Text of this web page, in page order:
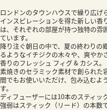
ロンドンのタウンハウスで繰り広げ
インスピレーションを得た新しい香
は、それぞれの部屋が持つ独特の
ています。
降り注ぐ朝日の中で、夏の終わりの
るようなイチジクの木々や、爽や
香りのフレッシュ フィグ & カシス。
素焼きのセラミック素材で創られた
間でもお使いいただけ、包み込むよ
す。
ディフューザーには10本のスティッ
強弱はスティック（リード）の本数